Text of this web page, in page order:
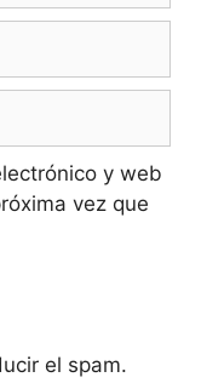
y web
vez que
el spam.